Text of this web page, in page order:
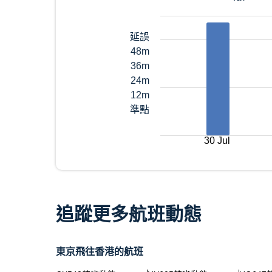
延誤
48m
36m
24m
12m
準點
30 Jul
追蹤更多航班動態
東京飛往香港的航班